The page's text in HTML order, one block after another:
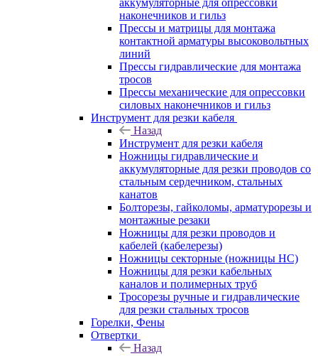
аккумуляторные для опрессовки
наконечников и гильз
Прессы и матрицы для монтажа
контактной арматуры высоковольтных
линий
Прессы гидравлические для монтажа
тросов
Прессы механические для опрессовки
силовых наконечников и гильз
Инструмент для резки кабеля
Назад
Инструмент для резки кабеля
Ножницы гидравлические и
аккумуляторные для резки проводов со
стальным сердечником, стальных
канатов
Болторезы, гайколомы, арматурорезы и
монтажные резаки
Ножницы для резки проводов и
кабелей (кабелерезы)
Ножницы секторные (ножницы НС)
Ножницы для резки кабельных
каналов и полимерных труб
Тросорезы ручные и гидравлические
для резки стальных тросов
Горелки, Фены
Отвертки
Назад